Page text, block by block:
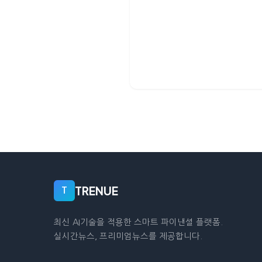
T TRENUE
최신 AI기술을 적용한 스마트 파이낸셜 플랫폼.
실시간뉴스, 프리미엄뉴스를 제공합니다.